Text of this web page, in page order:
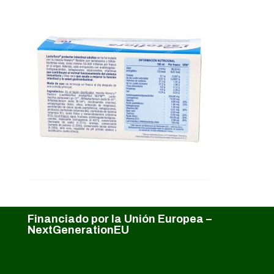
Financiado por la Unión Europea –
NextGenerationEU